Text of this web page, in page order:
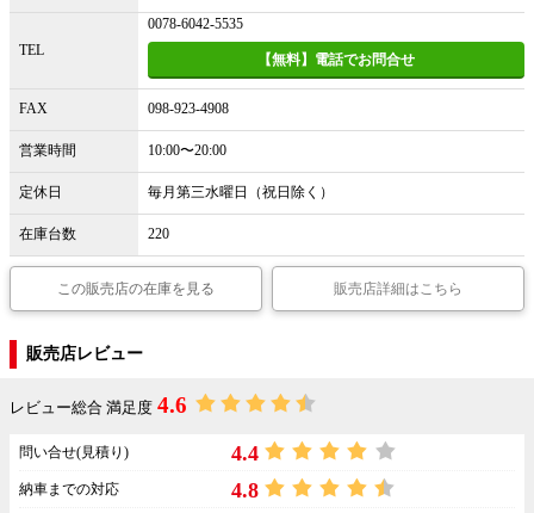
TEL
0078-6042-5535
【無料】電話でお問合せ
FAX 098-923-4908
営業時間 10:00〜20:00
定休日 毎月第三水曜日（祝日除く）
在庫台数 220
この販売店の在庫を見る 販売店詳細はこちら
販売店レビュー
レビュー総合 満足度 4.6
問い合せ(見積り) 4.4
納車までの対応 4.8